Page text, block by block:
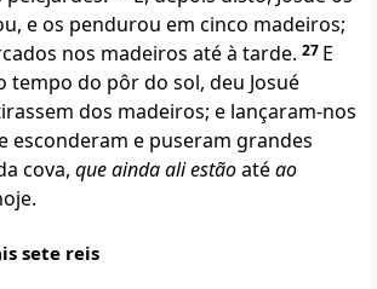
e os pendurou em cinco madeiros;
nos madeiros até à tarde. 27 E
tempo do pôr do sol, deu Josué
dos madeiros; e lançaram-nos
esconderam e puseram grandes
cova, que ainda ali estãoatéao
sete reis